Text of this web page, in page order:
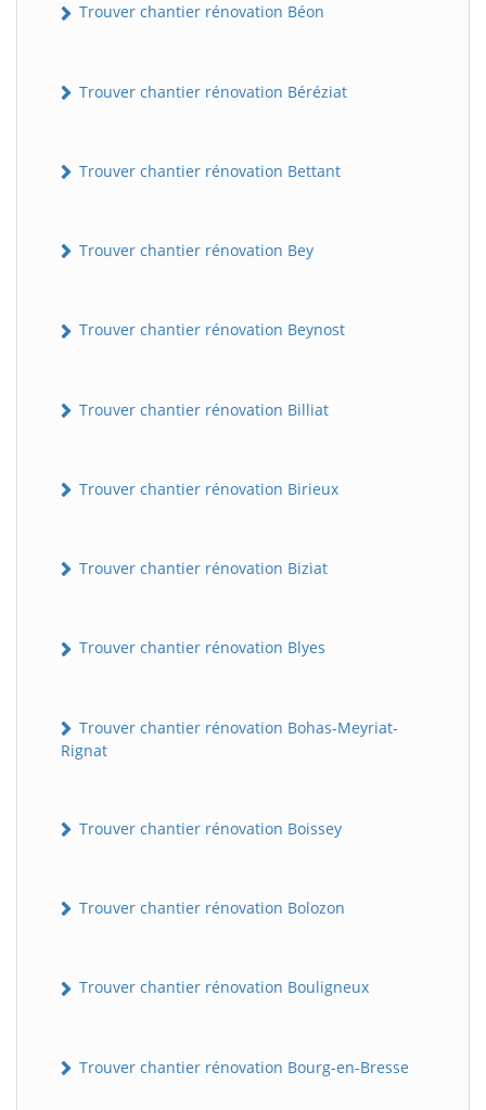
Trouver chantier rénovation Béon
Trouver chantier rénovation Béréziat
Trouver chantier rénovation Bettant
Trouver chantier rénovation Bey
Trouver chantier rénovation Beynost
Trouver chantier rénovation Billiat
Trouver chantier rénovation Birieux
Trouver chantier rénovation Biziat
Trouver chantier rénovation Blyes
Trouver chantier rénovation Bohas-Meyriat-
Rignat
Trouver chantier rénovation Boissey
Trouver chantier rénovation Bolozon
Trouver chantier rénovation Bouligneux
Trouver chantier rénovation Bourg-en-Bresse